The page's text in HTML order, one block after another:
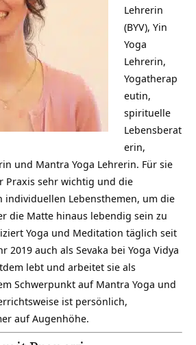
Lehrerin
(BYV), Yin
Yoga
Lehrerin,
Yogatherap
eutin,
spirituelle
Lebensberat
erin,
und Mantra Yoga Lehrerin. Für sie
Praxis sehr wichtig und die
Lebensthemen, um die
die Matte hinaus lebendig sein zu
Yoga und Meditation täglich seit
2019 auch als Sevaka bei Yoga Vidya
lebt und arbeitet sie als
Schwerpunkt auf Mantra Yoga und
ist persönlich,
auf Augenhöhe.